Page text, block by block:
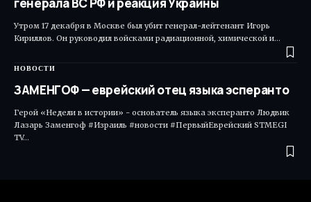
Утром 17 декабря в Москве был убит генерал-лейтенант Игорь
Кириллов. Он руководил войсками радиационной, химической и…
НОВОСТИ
ЗАМЕНГОФ — еврейский отец языка эсперанто
Герой «Недели в истории» - основатель языка эксперанто Людвик
Лазарь Заменгоф #Израиль #новости #ПервыйЕврейский STMEGI
TV…